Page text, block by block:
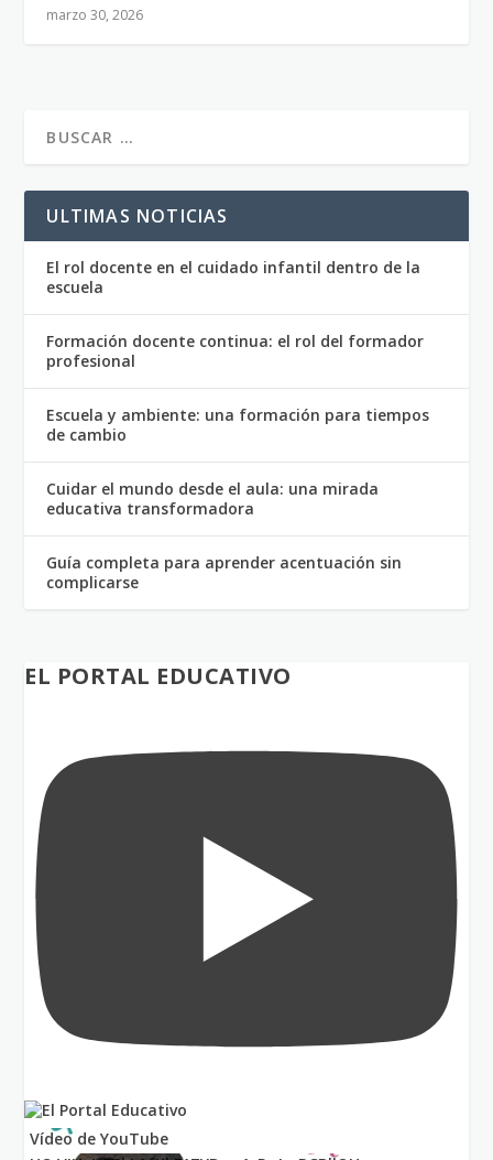
marzo 30, 2026
ULTIMAS NOTICIAS
El rol docente en el cuidado infantil dentro de la
escuela
Formación docente continua: el rol del formador
profesional
Escuela y ambiente: una formación para tiempos
de cambio
Cuidar el mundo desde el aula: una mirada
educativa transformadora
Guía completa para aprender acentuación sin
complicarse
EL PORTAL EDUCATIVO
Vídeo de YouTube